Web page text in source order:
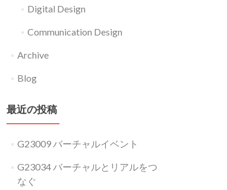
Digital Design
Communication Design
Archive
Blog
最近の投稿
G23009 バーチャルイベント
G23034 バーチャルとリアルをつ
なぐ